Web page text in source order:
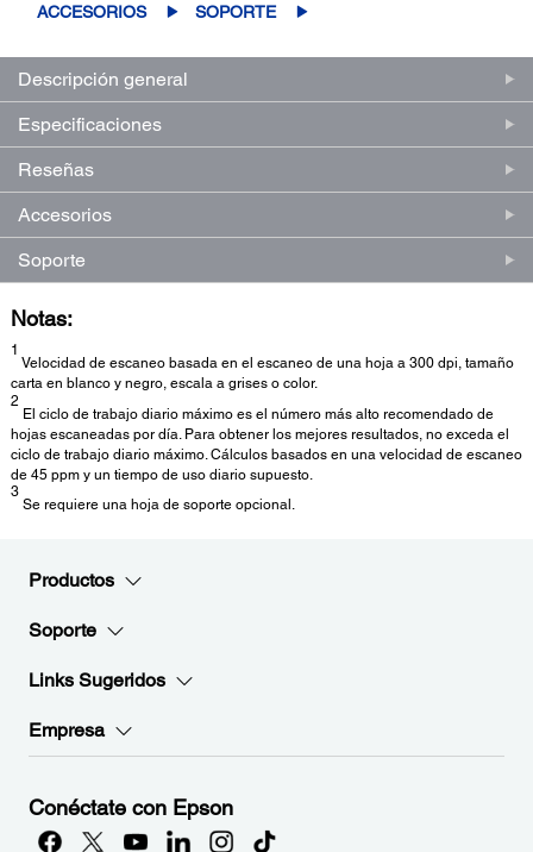
ACCESORIOS SOPORTE
Descripción general
Especificaciones
Reseñas
Accesorios
Soporte
Notas:
1
Velocidad de escaneo basada en el escaneo de una hoja a 300 dpi, tamaño
carta en blanco y negro, escala a grises o color.
2
El ciclo de trabajo diario máximo es el número más alto recomendado de
hojas escaneadas por día. Para obtener los mejores resultados, no exceda el
ciclo de trabajo diario máximo. Cálculos basados en una velocidad de escaneo
de 45 ppm y un tiempo de uso diario supuesto.
3
Se requiere una hoja de soporte opcional.
Productos
Soporte
Links Sugeridos
Empresa
Conéctate con Epson